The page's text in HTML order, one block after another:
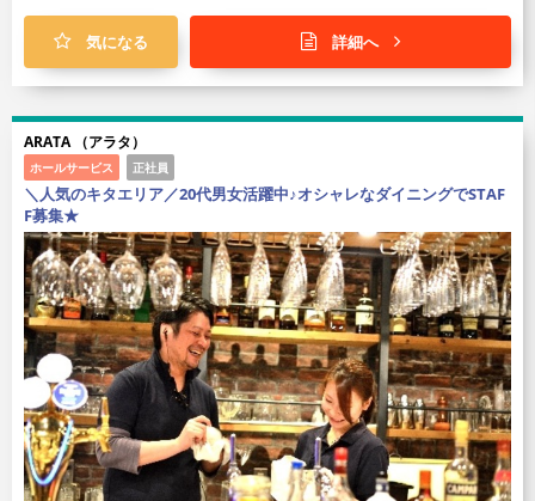
気になる 詳細へ
ARATA （アラタ）
ホールサービス 正社員
＼人気のキタエリア／20代男女活躍中♪オシャレなダイニングでSTAF
F募集★